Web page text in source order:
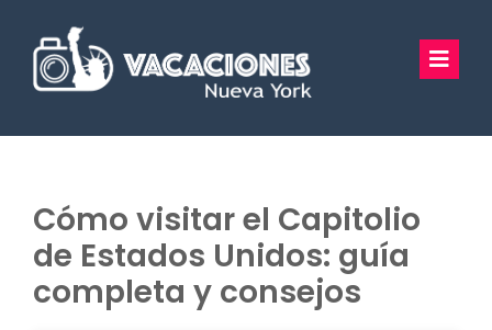
contenido
Vacaciones Nueva York
Tours Privados
Guía Turística
Cómo visitar el Capitolio
de Estados Unidos: guía
completa y consejos